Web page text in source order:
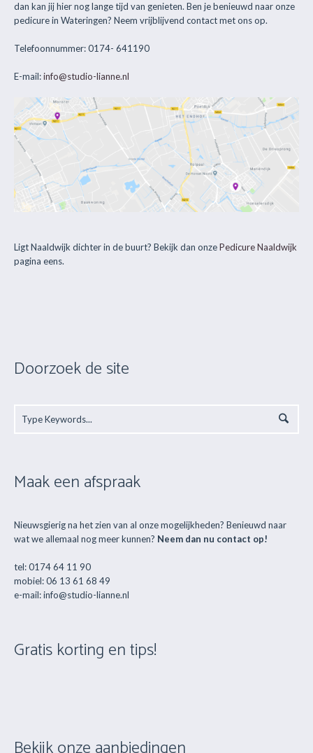
dan kan jij hier nog lange tijd van genieten. Ben je benieuwd naar onze
pedicure in Wateringen? Neem vrijblijvend contact met ons op.
Telefoonnummer: 0174- 641190
E-mail:info@studio-lianne.nl
Ligt Naaldwijk dichter in de buurt? Bekijk dan onzePedicure Naaldwijk
pagina eens.
Doorzoek de site
Maak een afspraak
Nieuwsgierig na het zien van al onze mogelijkheden? Benieuwd naar
wat we allemaal nog meer kunnen? Neem dan nu contact op!
tel: 0174 64 11 90
mobiel: 06 13 61 68 49
e-mail: info@studio-lianne.nl
Gratis korting en tips!